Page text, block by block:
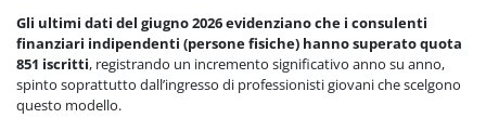
Gli ultimi dati del giugno 2026 evidenziano che i consulenti
finanziari indipendenti (persone fisiche) hanno superato quota
851 iscritti, registrando un incremento significativo anno su anno,
spinto soprattutto dall’ingresso di professionisti giovani che scelgono
questo modello.